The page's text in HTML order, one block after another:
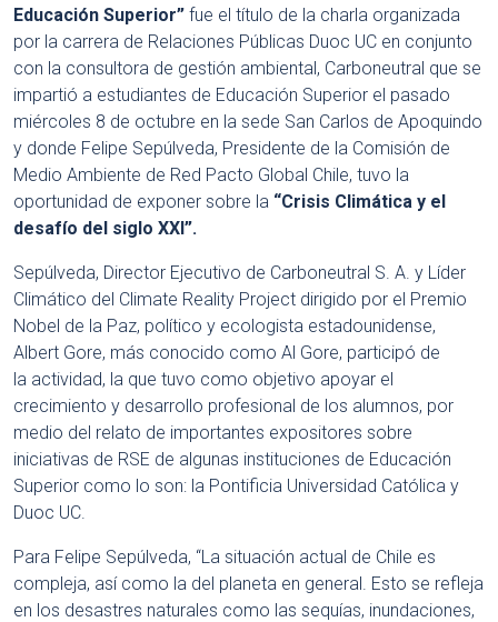
Educación Superior” fue el título de la charla organizada
por la carrera de Relaciones Públicas Duoc UC en conjunto
con la consultora de gestión ambiental, Carboneutral que se
impartió a estudiantes de Educación Superior el pasado
miércoles 8 de octubre en la sede San Carlos de Apoquindo
y donde Felipe Sepúlveda, Presidente de la Comisión de
Medio Ambiente de Red Pacto Global Chile, tuvo la
oportunidad de exponer sobre la “Crisis Climática y el
desafío del siglo XXI”.
Sepúlveda, Director Ejecutivo de Carboneutral S. A. y Líder
Climático del Climate Reality Project dirigido por el Premio
Nobel de la Paz, político y ecologista estadounidense,
Albert Gore, más conocido como Al Gore, participó de
la actividad, la que tuvo como objetivo apoyar el
crecimiento y desarrollo profesional de los alumnos, por
medio del relato de importantes expositores sobre
iniciativas de RSE de algunas instituciones de Educación
Superior como lo son: la Pontificia Universidad Católica y
Duoc UC.
Para Felipe Sepúlveda, “La situación actual de Chile es
compleja, así como la del planeta en general. Esto se refleja
en los desastres naturales como las sequías, inundaciones,